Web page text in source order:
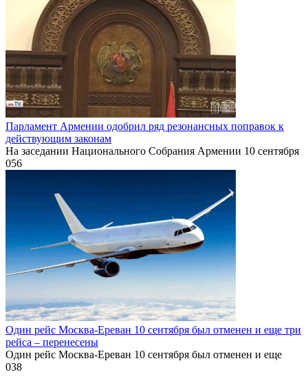
Парламент Армении одобрил ряд резонансных поправок к
действующим законам
На заседании Национального Собрания Армении 10 сентября
056
Один рейс Москва-Ереван 10 сентября был отменен и еще три
рейса – перенесены
Один рейс Москва-Ереван 10 сентября был отменен и еще
038